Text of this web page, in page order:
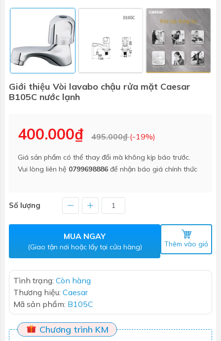
Giới thiệu Vòi lavabo chậu rửa mặt Caesar
B105C nước lạnh
400.000₫ 495.000₫(-19%)
Giá sản phẩm có thể thay đổi mà không kịp báo trước.
Vui lòng liên hệ 0799698886 để nhận báo giá chính thức
Số lượng
MUA NGAY
(Giao tận nơi hoặc lấy tại cửa hàng) Thêm vào giỏ
Tình trạng: Còn hàng
Thương hiệu: Caesar
Mã sản phẩm: B105C
Chương trình KM